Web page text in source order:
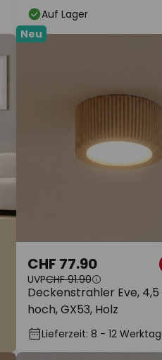
Auf Lager
Neu
Deckenstrahler Eve,
hoch, GX53, Holz
CHF 77.90
UVPCHF 91.90
Lieferzeit: 8 - 12